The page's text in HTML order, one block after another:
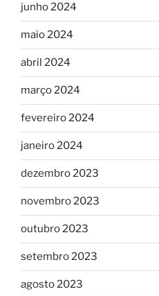
junho 2024
maio 2024
abril 2024
março 2024
fevereiro 2024
janeiro 2024
dezembro 2023
novembro 2023
outubro 2023
setembro 2023
agosto 2023